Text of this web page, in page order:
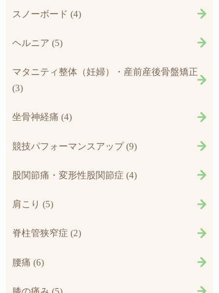
スノーボード (4)
ヘルニア (5)
マタニティ整体（妊婦）・産前産後骨盤矯正
(3)
坐骨神経痛 (4)
競技パフォーマンスアップ (9)
股関節痛・変形性股関節症 (4)
肩こり (5)
脊柱管狭窄症 (2)
腰痛 (6)